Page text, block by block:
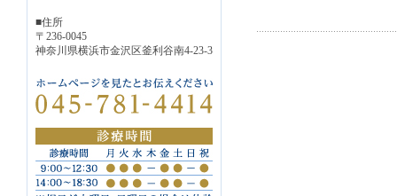
■住所
〒236-0045
神奈川県横浜市金沢区釜利谷南4-23-3